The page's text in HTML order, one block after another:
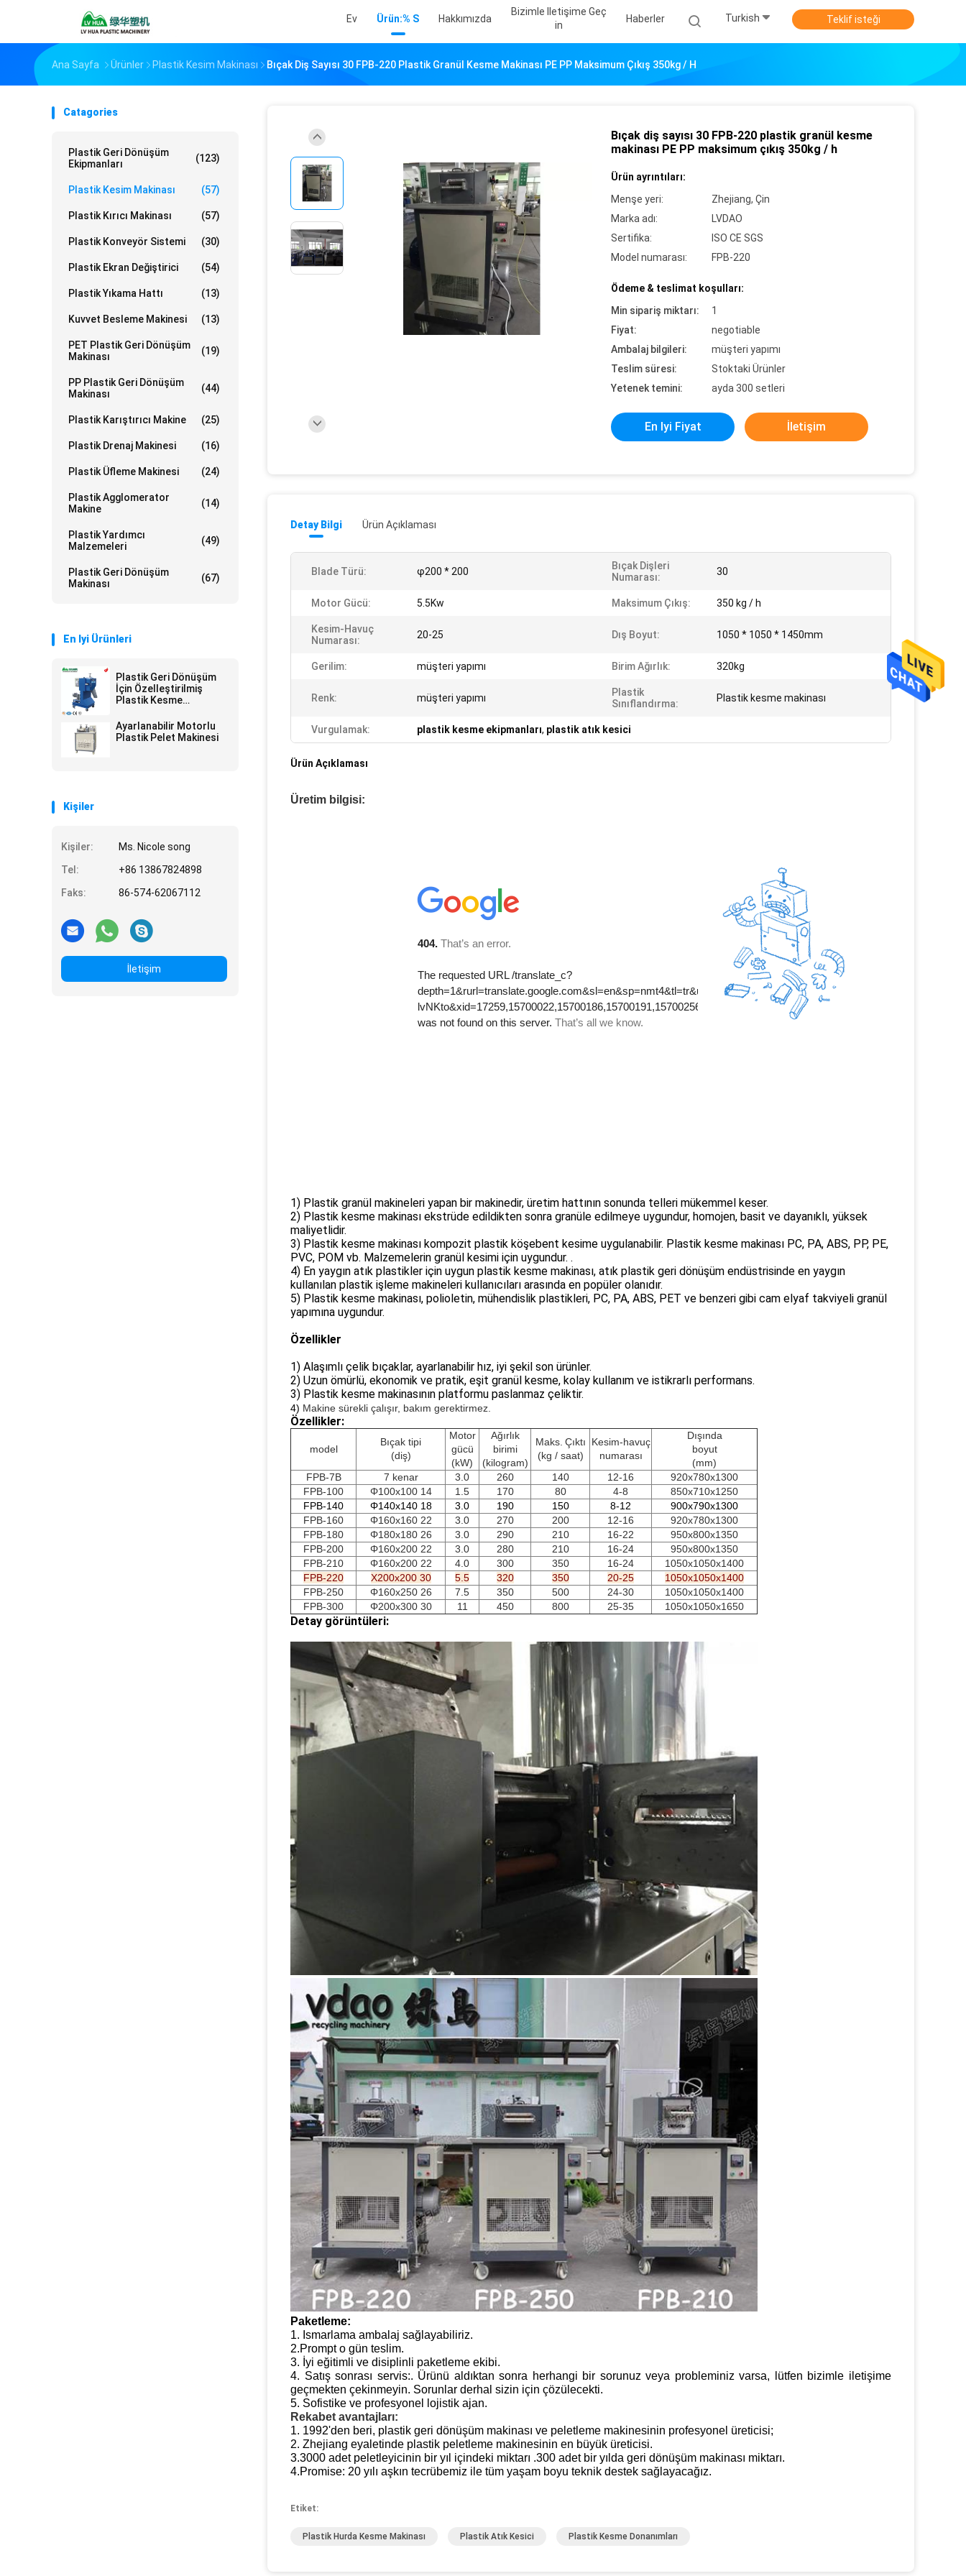
Ev Ürün:% S Hakkımızda
Bizimle Iletişime Geç
In
Haberler Turkish Teklif isteği
Ana Sayfa Ürünler Plastik Kesim Makinası Bıçak Diş Sayısı 30 FPB-220 Plastik Granül Kesme Makinası PE PP Maksimum Çıkış 350kg / H
Catagories
Plastik Geri Dönüşüm
Ekipmanları
(123)
Plastik Kesim Makinası (57)
Plastik Kırıcı Makinası (57)
Plastik Konveyör Sistemi (30)
Plastik Ekran Değiştirici (54)
Plastik Yıkama Hattı (13)
Kuvvet Besleme Makinesi (13)
PET Plastik Geri Dönüşüm
Makinası
(19)
PP Plastik Geri Dönüşüm
Makinası
(44)
Plastik Karıştırıcı Makine (25)
Plastik Drenaj Makinesi (16)
Plastik Üfleme Makinesi (24)
Plastik Agglomerator
Makine
(14)
Plastik Yardımcı
Malzemeleri
(49)
Plastik Geri Dönüşüm
Makinası
(67)
En Iyi Ürünleri
Plastik Geri Dönüşüm
İçin Özelleştirilmiş
Plastik Kesme
Ayarlanabilir Motorlu
Plastik Pelet Makinesi
Kişiler
Kişiler:
Ms. Nicole song
Tel:
+86 13867824898
Faks:
86-574-62067112
İletişim
Bıçak diş sayısı 30 FPB-220 plastik granül kesme
makinası PE PP maksimum çıkış 350kg / h
Ürün ayrıntıları:
Menşe yeri:
Zhejiang, Çin
Marka adı:
LVDAO
Sertifika:
ISO CE SGS
Model numarası:
FPB-220
Ödeme & teslimat koşulları:
Min sipariş miktarı:
1
Fiyat:
negotiable
Ambalaj bilgileri:
müşteri yapımı
Teslim süresi:
Stoktaki Ürünler
Yetenek temini:
ayda 300 setleri
En Iyi Fiyat İletişim
Detay Bilgi Ürün Açıklaması
Blade Türü: φ200 * 200
Bıçak Dişleri
Numarası:
30
Motor Gücü: 5.5Kw Maksimum Çıkış: 350 kg / h
Kesim-Havuç
Numarası:
20-25 Dış Boyut: 1050 * 1050 * 1450mm
Gerilim: müşteri yapımı Birim Ağırlık: 320kg
Renk: müşteri yapımı
Plastik
Sınıflandırma:
Plastik kesme makinası
Vurgulamak: plastik kesme ekipmanları, plastik atık kesici
Ürün Açıklaması
Üretim bilgisi:
1) Plastik granül makineleri yapan bir makinedir, üretim hattının sonunda telleri mükemmel keser.
2) Plastik kesme makinası ekstrüde edildikten sonra granüle edilmeye uygundur, homojen, basit ve dayanıklı, yüksek
maliyetlidir.
3) Plastik kesme makinası kompozit plastik köşebent kesime uygulanabilir. Plastik kesme makinası PC, PA, ABS, PP, PE,
PVC, POM vb. Malzemelerin granül kesimi için uygundur. .
4) En yaygın atık plastikler için uygun plastik kesme makinası, atık plastik geri dönüşüm endüstrisinde en yaygın
kullanılan plastik işleme makineleri kullanıcıları arasında en popüler olanıdır.
5) Plastik kesme makinası, polioletin, mühendislik plastikleri, PC, PA, ABS, PET ve benzeri gibi cam elyaf takviyeli granül
yapımına uygundur.
Özellikler
1) Alaşımlı çelik bıçaklar, ayarlanabilir hız, iyi şekil son ürünler.
2) Uzun ömürlü, ekonomik ve pratik, eşit granül kesme, kolay kullanım ve istikrarlı performans.
3) Plastik kesme makinasının platformu paslanmaz çeliktir.
4) Makine sürekli çalışır, bakım gerektirmez.
Özellikler:
model
Bıçak tipi
(diş)
Motor
gücü
(kW)
Ağırlık
birimi
(kilogram)
Maks. Çıktı
(kg / saat)
Kesim-havuç
numarası
Dışında
boyut
(mm)
FPB-7B
7 kenar 3.0 260 140 12-16
920x780x1300
FPB-100
Φ100x100 14 1.5 170 80 4-8
850x710x1250
FPB-140
Φ140x140 18 3.0 190 150 8-12
900x790x1300
FPB-160
Φ160x160 22 3.0 270 200 12-16
920x780x1300
FPB-180
Φ180x180 26 3.0 290 210 16-22
950x800x1350
FPB-200
Φ160x200 22 3.0 280 210 16-24
950x800x1350
FPB-210
Φ160x200 22 4.0 300 350 16-24
1050x1050x1400
FPB-220
X200x200 30 5.5 320 350 20-25
1050x1050x1400
FPB-250
Φ160x250 26 7.5 350 500 24-30
1050x1050x1400
FPB-300
Φ200x300 30 11 450 800 25-35 1050x1050x1650
Detay görüntüleri:
Paketleme:
1. Ismarlama ambalaj sağlayabiliriz.
2.Prompt o gün teslim.
3. İyi eğitimli ve disiplinli paketleme ekibi.
4. Satış sonrası servis:. Ürünü aldıktan sonra herhangi bir sorunuz veya probleminiz varsa, lütfen bizimle iletişime
geçmekten çekinmeyin. Sorunlar derhal sizin için çözülecekti.
5. Sofistike ve profesyonel lojistik ajan.
Rekabet avantajları:
1. 1992'den beri, plastik geri dönüşüm makinası ve peletleme makinesinin profesyonel üreticisi;
2. Zhejiang eyaletinde plastik peletleme makinesinin en büyük üreticisi.
3.3000 adet peletleyicinin bir yıl içindeki miktarı .300 adet bir yılda geri dönüşüm makinası miktarı.
4.Promise: 20 yılı aşkın tecrübemiz ile tüm yaşam boyu teknik destek sağlayacağız.
Etiket:
Plastik Hurda Kesme Makinası Plastik Atık Kesici Plastik Kesme Donanımları